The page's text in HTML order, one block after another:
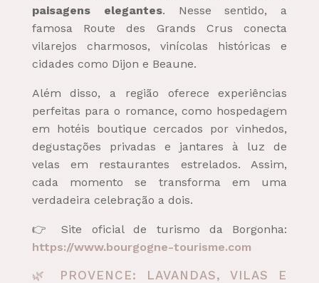
paisagens elegantes. Nesse sentido, a
famosa Route des Grands Crus conecta
vilarejos charmosos, vinícolas históricas e
cidades como Dijon e Beaune.
Além disso, a região oferece experiências
perfeitas para o romance, como hospedagem
em hotéis boutique cercados por vinhedos,
degustações privadas e jantares à luz de
velas em restaurantes estrelados. Assim,
cada momento se transforma em uma
verdadeira celebração a dois.
👉 Site oficial de turismo da Borgonha:
https://www.bourgogne-tourisme.com
🌿 PROVENCE: LAVANDAS, VILAS E